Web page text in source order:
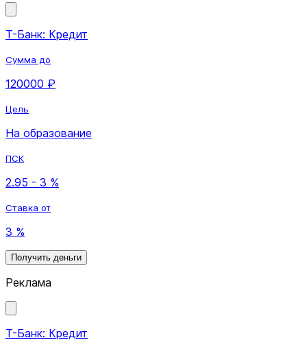
Т-Банк: Кредит
Сумма до
120000 ₽
Цель
На образование
ПСК
2.95 - 3 %
Ставка от
3 %
Получить деньги
Реклама
Т-Банк: Кредит